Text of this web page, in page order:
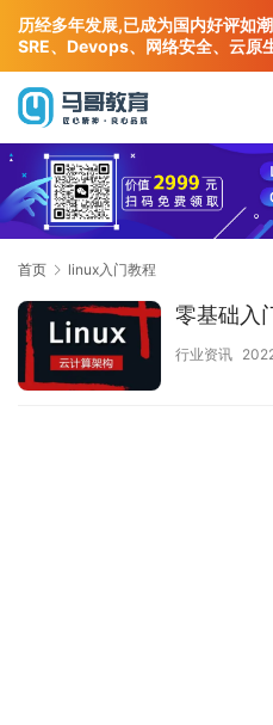
首页 linux入门教程
零基础入
行业资讯
历经多年发展,已成为国内好评如
SRE、Devops、网络安全、云原
业人才培训机构!